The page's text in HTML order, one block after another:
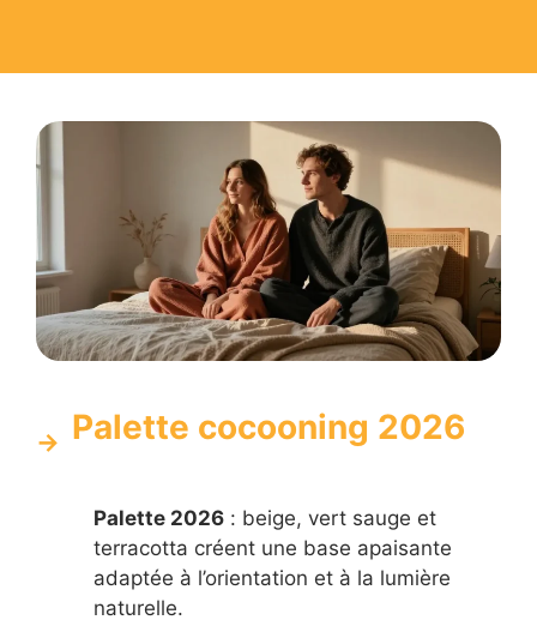
Palette cocooning 2026
Palette 2026 : beige, vert sauge et
terracotta créent une base apaisante
adaptée à l’orientation et à la lumière
naturelle.